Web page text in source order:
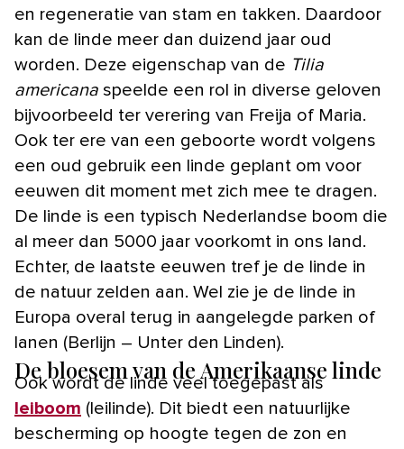
en regeneratie van stam en takken. Daardoor
kan de linde meer dan duizend jaar oud
worden. Deze eigenschap van de Tilia
americana speelde een rol in diverse geloven
bijvoorbeeld ter verering van Freija of Maria.
Ook ter ere van een geboorte wordt volgens
een oud gebruik een linde geplant om voor
eeuwen dit moment met zich mee te dragen.
De linde is een typisch Nederlandse boom die
al meer dan 5000 jaar voorkomt in ons land.
Echter, de laatste eeuwen tref je de linde in
de natuur zelden aan. Wel zie je de linde in
Europa overal terug in aangelegde parken of
lanen (Berlijn – Unter den Linden).
De bloesem van de Amerikaanse linde
Ook wordt de linde veel toegepast als
leiboom (leilinde). Dit biedt een natuurlijke
bescherming op hoogte tegen de zon en